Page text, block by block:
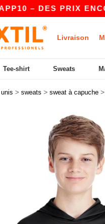
PRIX ENCORE
Livraison
Tee-shirt Sweats
> sweats > sweat à capuche >